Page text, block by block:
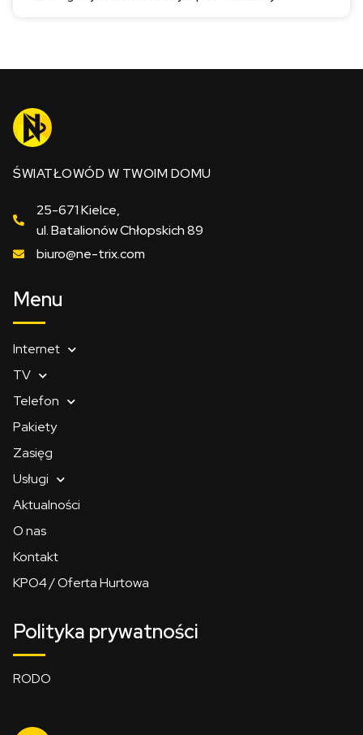
ŚWIATŁOWÓD W TWOIM DOMU
25-671 Kielce,
ul. Batalionów Chłopskich 89
biuro@ne-trix.com
Menu
Internet
TV
Telefon
Pakiety
Zasięg
Usługi
Aktualności
O nas
Kontakt
KPO4 / Oferta Hurtowa
Polityka prywatności
RODO